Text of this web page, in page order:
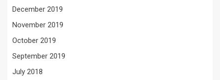
December 2019
November 2019
October 2019
September 2019
July 2018